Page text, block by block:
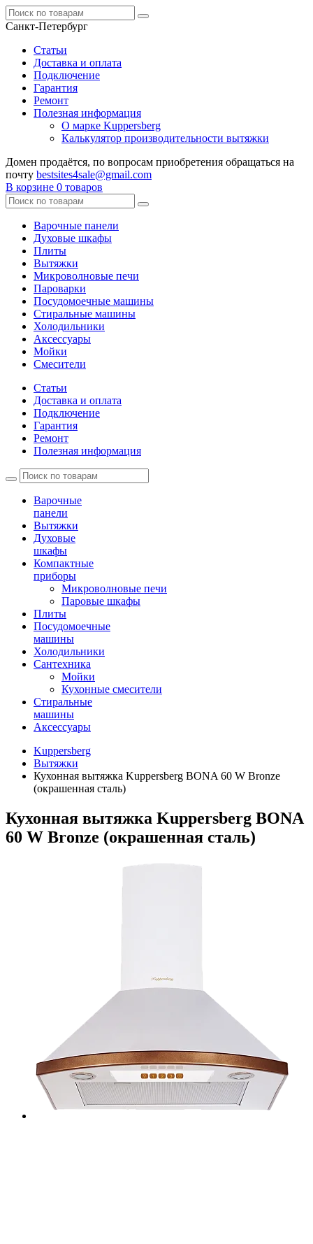
Санкт-Петербург
Статьи
Доставка и оплата
Подключение
Гарантия
Ремонт
Полезная информация
О марке Kuppersberg
Калькулятор производительности вытяжки
Домен продаётся, по вопросам приобретения обращаться на
почту bestsites4sale@gmail.com
В корзине 0 товаров
Варочные панели
Духовые шкафы
Плиты
Вытяжки
Микроволновые печи
Пароварки
Посудомоечные машины
Стиральные машины
Холодильники
Аксессуары
Мойки
Cмесители
Статьи
Доставка и оплата
Подключение
Гарантия
Ремонт
Полезная информация
Варочные
панели
Вытяжки
Духовые
шкафы
Компактные
приборы
Микроволновые печи
Паровые шкафы
Плиты
Посудомоечные
машины
Холодильники
Сантехника
Мойки
Кухонные смесители
Стиральные
машины
Аксессуары
Kuppersberg
Вытяжки
Кухонная вытяжка Kuppersberg BONA 60 W Bronze
(окрашенная сталь)
Кухонная вытяжка Kuppersberg BONA
60 W Bronze (окрашенная сталь)